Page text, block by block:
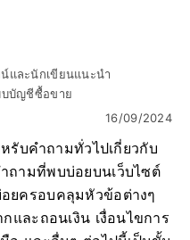
และนักเขียนแนะนำ
บบัญชีซื้อขาย
16/09/2024
บคำถามทั่วไปเกี่ยวกับ
ถามที่พบบ่อยบนเว็บไซต์
ยครอบคลุมหัวข้อต่างๆ
และถอนเงิน เงื่อนไขการ